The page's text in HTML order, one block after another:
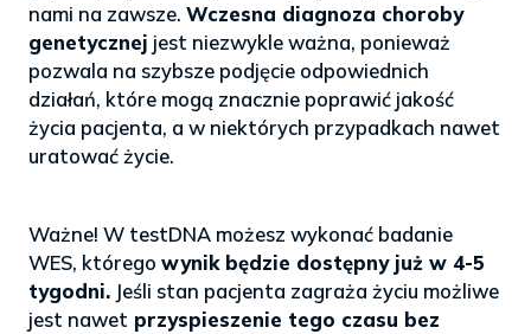
nami na zawsze. Wczesna diagnoza choroby
genetycznej jest niezwykle ważna, ponieważ
pozwala na szybsze podjęcie odpowiednich
działań, które mogą znacznie poprawić jakość
życia pacjenta, a w niektórych przypadkach nawet
uratować życie.
Ważne! W testDNA możesz wykonać badanie
WES, którego wynik będzie dostępny już w 4-5
tygodni. Jeśli stan pacjenta zagraża życiu możliwe
jest nawet przyspieszenie tego czasu bez